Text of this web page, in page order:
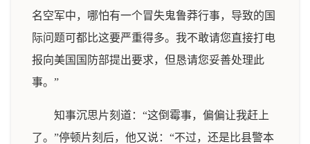
名空军中，哪怕有一个冒失鬼鲁莽行事，导致的国
际问题可都比这要严重得多。我不敢请您直接打电
报向美国国防部提出要求，但恳请您妥善处理此
事。”
知事沉思片刻道：“这倒霉事，偏偏让我赶上
了。”停顿片刻后，他又说：“不过，还是比县警本